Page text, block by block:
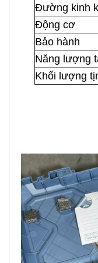
Đường kinh
Động cơ
Bảo hành
Năng lượng
Khối lượng